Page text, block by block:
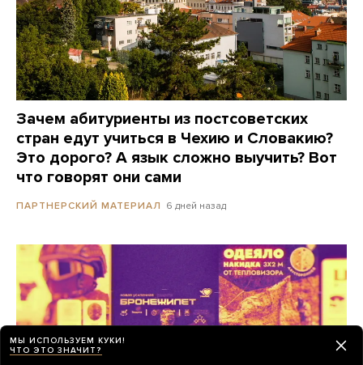
Зачем абитуриенты из постсоветских
стран едут учиться в Чехию и Словакию?
Это дорого? А язык сложно выучить? Вот
что говорят они сами
ПАРТНЕРСКИЙ МАТЕРИАЛ 6 дней назад
МЫ ИСПОЛЬЗУЕМ КУКИ!
ЧТО ЭТО ЗНАЧИТ?